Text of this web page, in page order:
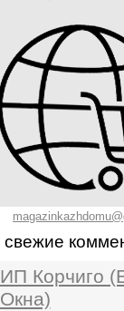
свежие
ИП Корчиго
Окна)